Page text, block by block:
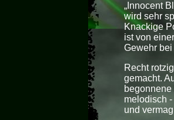
„Innocent
wird sehr
Knackige
ist von
Gewehr
Recht
gemacht.
melodisch
und